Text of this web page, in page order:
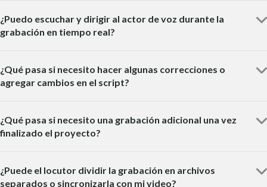
¿Puedo escuchar y dirigir al actor de voz durante la
grabación en tiempo real?
¿Qué pasa si necesito hacer algunas correcciones o
agregar cambios en el script?
¿Qué pasa si necesito una grabación adicional una vez
finalizado el proyecto?
¿Puede el locutor dividir la grabación en archivos
separados o sincronizarla con mi video?